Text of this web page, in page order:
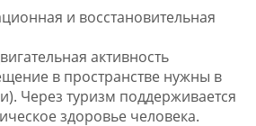
и восстановительная
активность
в пространстве нужны в
Через туризм поддерживается
здоровье человека.